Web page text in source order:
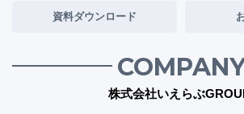
資料ダウンロード
株式会社いえらぶ